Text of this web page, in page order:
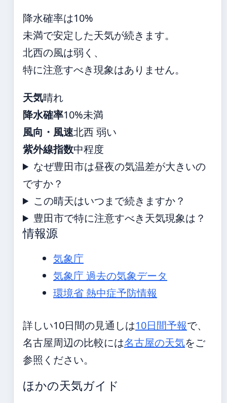
降水確率は10%
未満で安定した天気が続きます。
北西の風は弱く、
特に注意すべき現象はありません。
天気晴れ
降水確率10%未満
風向・風速北西 弱い
紫外線指数中程度
なぜ豊田市は昼夜の気温差が大きいの
ですか？
この晴天はいつまで続きますか？
豊田市で特に注意すべき天気現象は？
情報源
気象庁
気象庁 過去の気象データ
環境省 熱中症予防情報
詳しい10日間の見通しは10日間予報で、
名古屋周辺の比較には名古屋の天気をご
参照ください。
ほかの天気ガイド